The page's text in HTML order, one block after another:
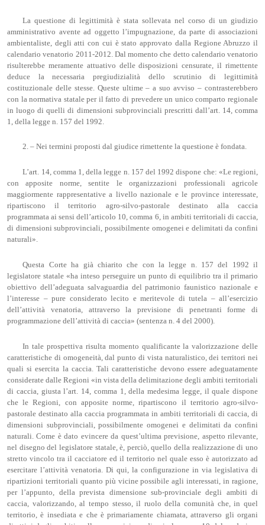
La questione di legittimità è stata sollevata nel corso di un giudizio
amministrativo avente ad oggetto l’impugnazione, da parte di associazioni
ambientaliste, degli atti con cui è stato approvato dalla Regione Abruzzo il
calendario venatorio 2011-2012. Dal momento che detto calendario venatorio
risulterebbe meramente attuativo delle disposizioni censurate, il rimettente
deduce la necessaria pregiudizialità dello scrutinio di legittimità
costituzionale delle stesse. Queste ultime – a suo avviso – contrasterebbero
con la normativa statale per il fatto di prevedere un unico comparto regionale
in luogo di quelli di dimensioni subprovinciali prescritti dall’art. 14, comma
1, della legge n. 157 del 1992.
2. – Nei termini proposti dal giudice rimettente la questione è fondata.
L’art. 14, comma 1, della legge n. 157 del 1992 dispone che: «Le regioni,
con apposite norme, sentite le organizzazioni professionali agricole
maggiormente rappresentative a livello nazionale e le province interessate,
ripartiscono il territorio agro-silvo-pastorale destinato alla caccia
programmata ai sensi dell’articolo 10, comma 6, in ambiti territoriali di caccia,
di dimensioni subprovinciali, possibilmente omogenei e delimitati da confini
naturali».
Questa Corte ha già chiarito che con la legge n. 157 del 1992 il
legislatore statale «ha inteso perseguire un punto di equilibrio tra il primario
obiettivo dell’adeguata salvaguardia del patrimonio faunistico nazionale e
l’interesse – pure considerato lecito e meritevole di tutela – all’esercizio
dell’attività venatoria, attraverso la previsione di penetranti forme di
programmazione dell’attività di caccia» (sentenza n. 4 del 2000).
In tale prospettiva risulta momento qualificante la valorizzazione delle
caratteristiche di omogeneità, dal punto di vista naturalistico, dei territori nei
quali si esercita la caccia. Tali caratteristiche devono essere adeguatamente
considerate dalle Regioni «in vista della delimitazione degli ambiti territoriali
di caccia, giusta l’art. 14, comma 1, della medesima legge, il quale dispone
che le Regioni, con apposite norme, ripartiscono il territorio agro-silvo-
pastorale destinato alla caccia programmata in ambiti territoriali di caccia, di
dimensioni subprovinciali, possibilmente omogenei e delimitati da confini
naturali. Come è dato evincere da quest’ultima previsione, aspetto rilevante,
nel disegno del legislatore statale, è, perciò, quello della realizzazione di uno
stretto vincolo tra il cacciatore ed il territorio nel quale esso è autorizzato ad
esercitare l’attività venatoria. Di qui, la configurazione in via legislativa di
ripartizioni territoriali quanto più vicine possibile agli interessati, in ragione,
per l’appunto, della prevista dimensione sub-provinciale degli ambiti di
caccia, valorizzando, al tempo stesso, il ruolo della comunità che, in quel
territorio, è insediata e che è primariamente chiamata, attraverso gli organi